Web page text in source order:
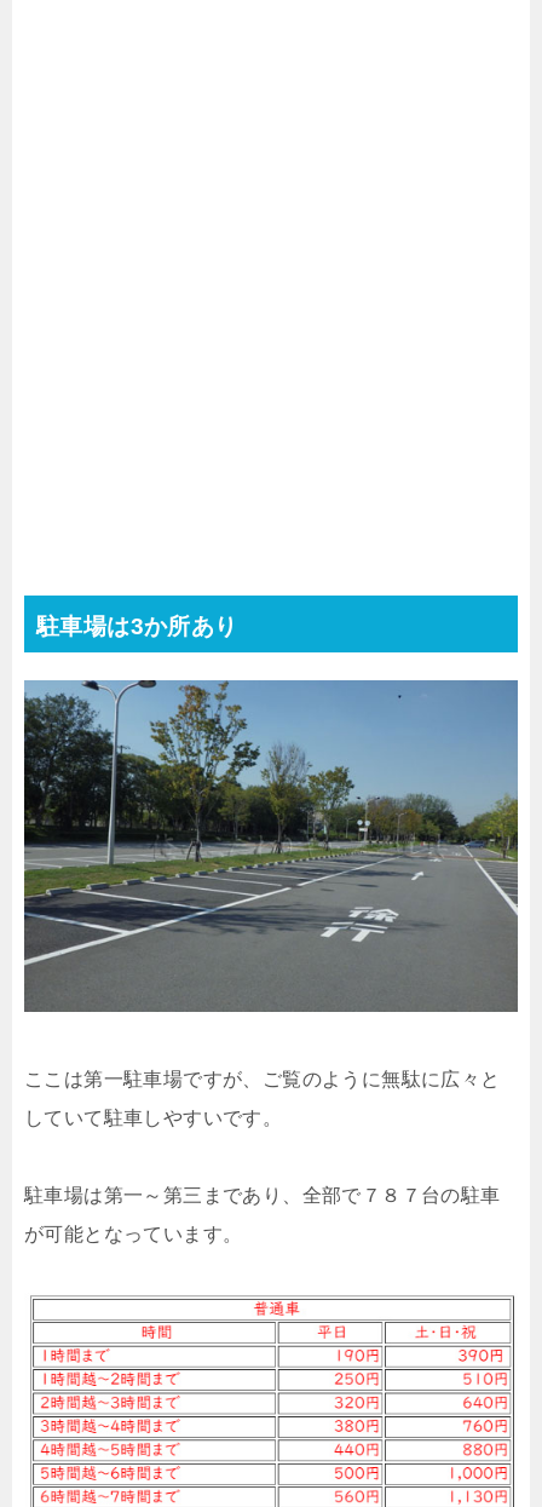
駐車場は3か所あり
ここは第一駐車場ですが、ご覧のように無駄に広々と
していて駐車しやすいです。
駐車場は第一～第三まであり、全部で７８７台の駐車
が可能となっています。